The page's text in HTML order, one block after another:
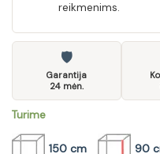
reikmenims.
🛡
Garantija
24 mėn.
Turime
150 cm 90